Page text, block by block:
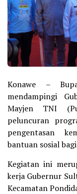
Konawe –
mendampingi
Mayjen TNI
peluncuran
pengentasan
bantuan sosial
Kegiatan ini
kerja Gubernur
Kecamatan